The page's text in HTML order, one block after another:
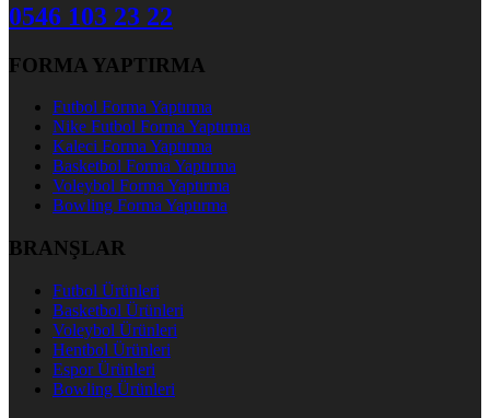
0546 103 23 22
FORMA YAPTIRMA
Futbol Forma Yaptırma
Nike Futbol Forma Yaptırma
Kaleci Forma Yaptırma
Basketbol Forma Yaptırma
Voleybol Forma Yaptırma
Bowling Forma Yaptırma
BRANŞLAR
Futbol Ürünleri
Basketbol Ürünleri
Voleybol Ürünleri
Hentbol Ürünleri
Espor Ürünleri
Bowling Ürünleri